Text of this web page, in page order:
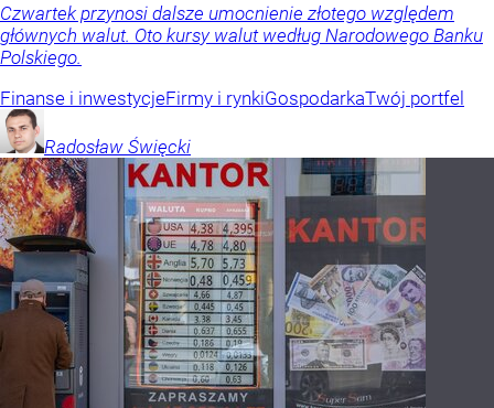
Czwartek przynosi dalsze umocnienie złotego względem
głównych walut. Oto kursy walut według Narodowego Banku
Polskiego.
Finanse i inwestycjeFirmy i rynkiGospodarkaTwój portfel
Radosław Święcki